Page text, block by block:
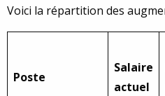
Voici la répartition des
Poste
Salaire
actuel